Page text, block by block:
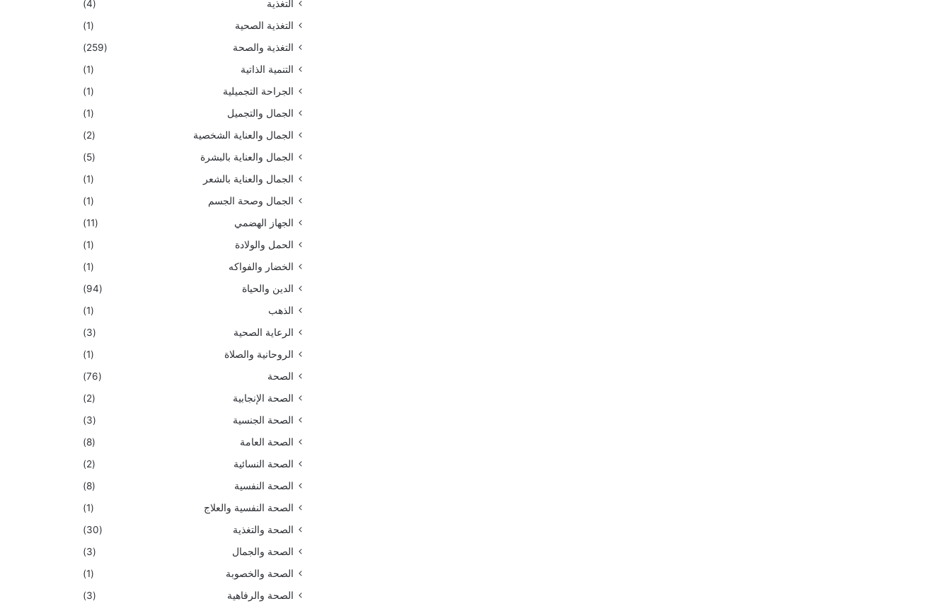
التغذية
(4)
التغذية الصحية
(1)
التغذية والصحة
(259)
التنمية الذاتية
(1)
الجراحة التجميلية
(1)
الجمال والتجميل
(1)
الجمال والعناية الشخصية
(2)
الجمال والعناية بالبشرة
(5)
الجمال والعناية بالشعر
(1)
الجمال وصحة الجسم
(1)
الجهاز الهضمي
(11)
الحمل والولادة
(1)
الخضار والفواكه
(1)
الدين والحياة
(94)
الذهب
(1)
الرعاية الصحية
(3)
الروحانية والصلاة
(1)
الصحة
(76)
الصحة الإنجابية
(2)
الصحة الجنسية
(3)
الصحة العامة
(8)
الصحة النسائية
(2)
الصحة النفسية
(8)
الصحة النفسية والعلاج
(1)
الصحة والتغذية
(30)
الصحة والجمال
(3)
الصحة والخصوبة
(1)
الصحة والرفاهية
(3)